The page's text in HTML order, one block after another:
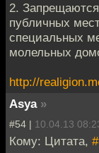
2.
публичных
специальных
молельных
http://
Asya »
#54 | 10.04.13
Кому: Цитата,